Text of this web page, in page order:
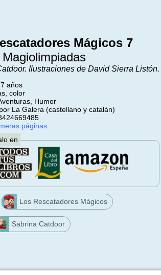
Mágicos 7
Ilustraciones de David Sierra Listón.
años
color
Humor
La Galera (castellano y catalán)
páginas
en
Los Rescatadores Mágicos
Sabrina Catdoor